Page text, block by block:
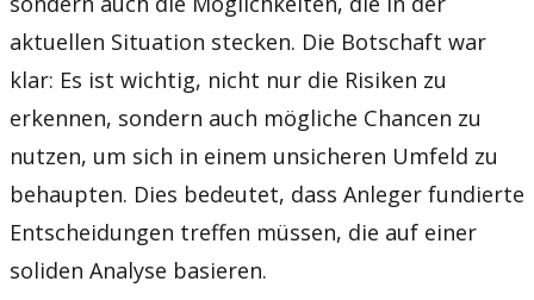
aktuellen Situation stecken. Die Botschaft war
klar: Es ist wichtig, nicht nur die Risiken zu
erkennen, sondern auch mögliche Chancen zu
nutzen, um sich in einem unsicheren Umfeld zu
behaupten. Dies bedeutet, dass Anleger fundierte
Entscheidungen treffen müssen, die auf einer
soliden Analyse basieren.